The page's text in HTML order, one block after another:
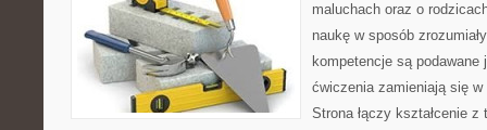
maluchach oraz o
naukę w sposób
kompetencje są podawane
ćwiczenia zamieniają się
Strona łączy kształcenie